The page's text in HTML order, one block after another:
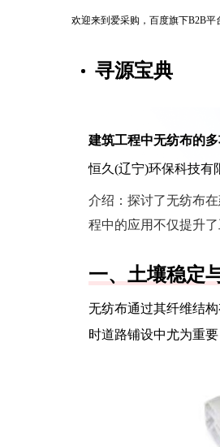
欢迎来到爱采购，百度旗下B2B平
寻源宝典
建筑工程中无纺布的
恒久(辽宁)环保科技有
介绍： 探讨了无纺布
程中的应用不仅提升
一、土壤稳定
无纺布通过其纤维结
时道路铺设中尤为重